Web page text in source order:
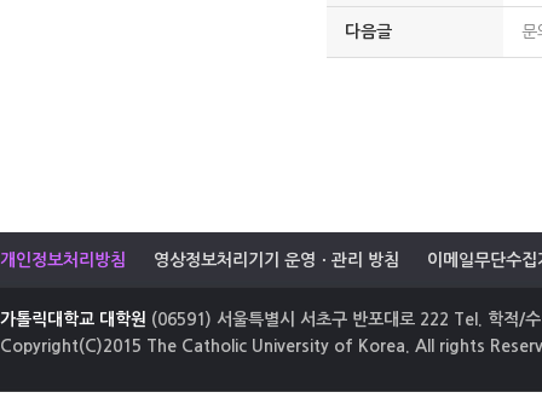
다음글 문
개인정보처리방침 영상정보처리기기 운영ㆍ관리 방침 이메일무단수집
가톨릭대학교 대학원 (06591) 서울특별시 서초구 반포대로 222 Tel. 학적/
Copyright(C)2015 The Catholic University of Korea. All rights